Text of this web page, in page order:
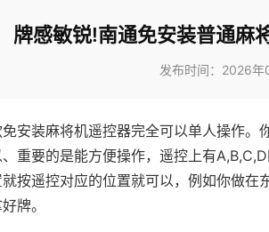
牌感敏锐!南通免安装普通麻
发布时间：2026年
安装麻将机遥控器完全可以单人操作。
重要的是能方便操作，遥控上有
按遥控对应的位置就可以，例如你做在
牌。